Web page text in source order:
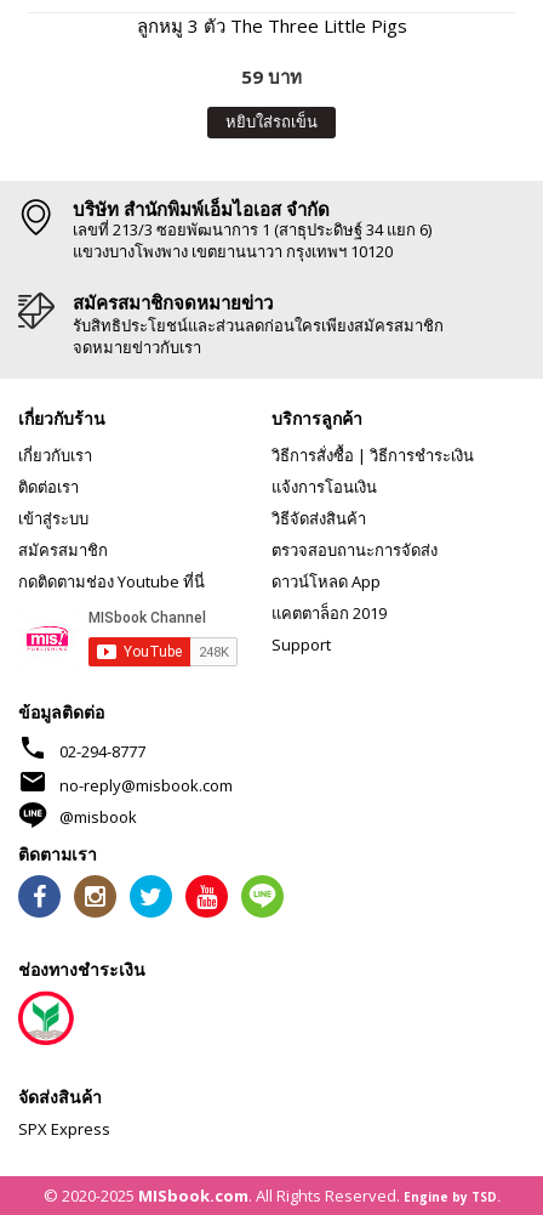
ลูกหมู 3 ตัว The Three Little Pigs
59 บาท
หยิบใส่รถเข็น
บริษัท สำนักพิมพ์เอ็มไอเอส จำกัด
เลขที่ 213/3 ซอยพัฒนาการ 1 (สาธุประดิษฐ์ 34 แยก 6)
แขวงบางโพงพาง เขตยานนาวา กรุงเทพฯ 10120
สมัครสมาชิกจดหมายข่าว
รับสิทธิประโยชน์และส่วนลดก่อนใครเพียงสมัครสมาชิก
จดหมายข่าวกับเรา
เกี่ยวกับร้าน
เกี่ยวกับเรา
ติดต่อเรา
เข้าสู่ระบบ
สมัครสมาชิก
กดติดตามช่อง Youtube ที่นี่
บริการลูกค้า
วิธีการสั่งซื้อ | วิธีการชำระเงิน
แจ้งการโอนเงิน
วิธีจัดส่งสินค้า
ตรวจสอบถานะการจัดส่ง
ดาวน์โหลด App
แคตตาล็อก 2019
Support
ข้อมูลติดต่อ
phone 02-294-8777
mail
no-reply@misbook.com
@misbook
ติดตามเรา
ช่องทางชำระเงิน
จัดส่งสินค้า
SPX Express
© 2020-2025 MISbook.com. All Rights Reserved. Engine by TSD.